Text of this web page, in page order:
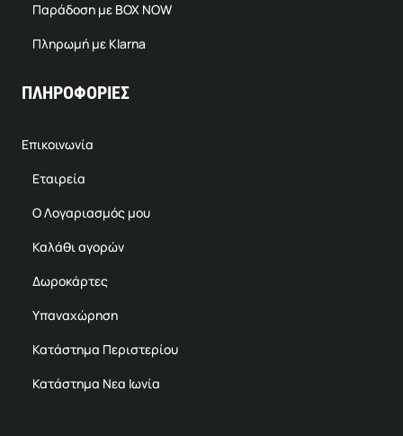
Παράδοση με BOX NOW
Πληρωμή με Klarna
ΠΛΗΡΟΦΟΡΙΕΣ
Επικοινωνία
Εταιρεία
Ο Λογαριασμός μου
Καλάθι αγορών
Δωροκάρτες
Υπαναχώρηση
Κατάστημα Περιστερίου
Κατάστημα Νεα Ιωνία